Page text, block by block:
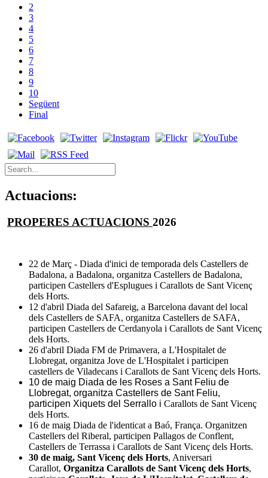
2
3
4
5
6
7
8
9
10
Següent
Final
Actuacions:
PROPERES ACTUACIONS 2026
22 de Març - Diada d'inici de temporada dels Castellers de
Badalona, a Badalona, organitza Castellers de Badalona,
participen Castellers d'Esplugues i Carallots de Sant Vicenç
dels Horts.
12 d'abril Diada del Safareig, a Barcelona davant del local
dels Castellers de SAFA, organitza Castellers de SAFA,
participen Castellers de Cerdanyola i Carallots de Sant Vicenç
dels Horts.
26 d'abril Diada FM de Primavera, a L'Hospitalet de
Llobregat, organitza Jove de L'Hospitalet i participen
castellers de Viladecans i Carallots de Sant Vicenç dels Horts.
10 de maig Diada de les Roses a Sant Feliu de
Llobregat, organitza Castellers de Sant Feliu,
participen Xiquets del Serrallo i Carallots de Sant Vicenç
dels Horts.
16 de maig Diada de l'identicat a Baó, França. Organitzen
Castellers del Riberal, participen Pallagos de Conflent,
Castellers de Terrassa i Carallots de Sant Vicenç dels Horts.
30 de maig, Sant Vicenç dels Horts, Aniversari
Carallot, Organitza Carallots de Sant Vicenç dels Horts,